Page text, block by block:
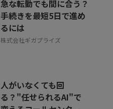
急な転勤でも間に合う？
手続きを最短5日で進め
るには
株式会社ギガプライズ
人がいなくても回
る？"任せられるAI"で